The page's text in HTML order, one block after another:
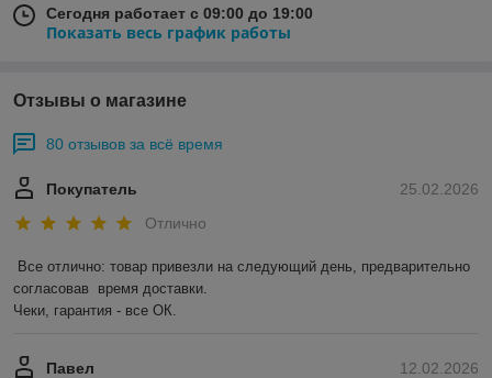
Сегодня работает с 09:00 до 19:00
Показать весь график работы
Отзывы о магазине
80 отзывов за всё время
25.02.2026
Покупатель
Отлично
Все отлично: товар привезли на следующий день, предварительно
согласовав  время доставки.
Чеки, гарантия - все ОК.
12.02.2026
Павел